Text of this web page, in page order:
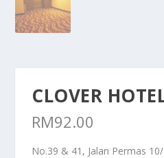
CLOVER
RM92.00
No.39 & 41, Jalan Permas